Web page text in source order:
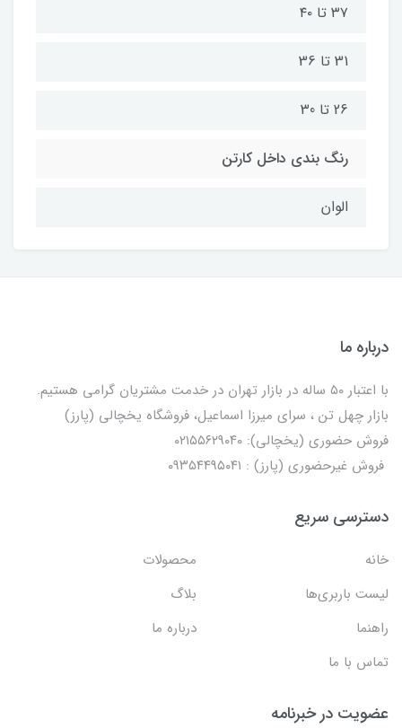
۳۷ تا ۴۰
31 تا 36
26 تا 30
رنگ بندی داخل کارتن
الوان
درباره ما
با اعتبار ۵۰ ساله در بازار تهران در خدمت مشتریان گرامی هستیم.
بازار چهل تن ، سرای میرزا اسماعیل، فروشگاه یخچالی‌ (پارز)
فروش حضوری (یخچالی): ۰۲۱۵۵۶۲۹۰۴۰
فروش غیرحضوری (پارز) : ۰۹۳۵۴۴۹۵۰۴۱
دسترسی سریع
خانه
محصولات
لیست باربری‌ها
بلاگ
راهنما
درباره ما
تماس با ما
عضویت در خبرنامه